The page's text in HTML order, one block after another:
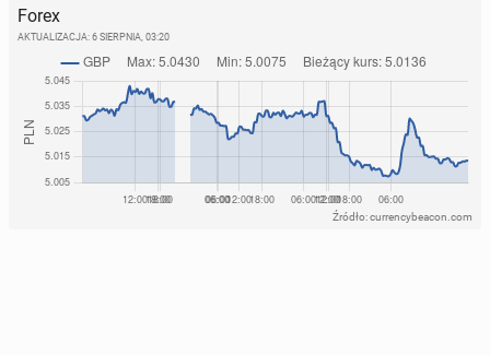
Forex
AKTUALIZACJA: 6 SIERPNIA, 03:20
Źródło: currencybeacon.com